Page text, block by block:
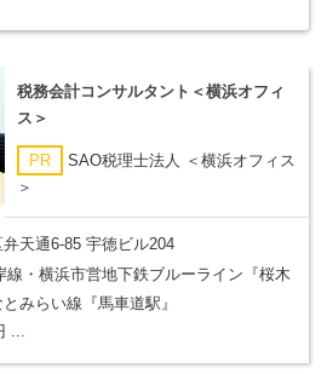
税務会計コンサルタント＜横浜オフィ
ス＞
PR
SAO税理士法人 ＜横浜オフィス
＞
天通6-85 宇徳ビル204
線・横浜市営地下鉄ブルーライン『桜木
みらい線『馬車道駅』
...